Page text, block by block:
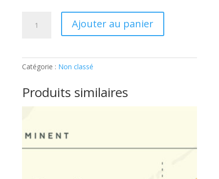
CAFE
Ticket
Ajouter au panier
Catégorie : Non classé
Produits similaires